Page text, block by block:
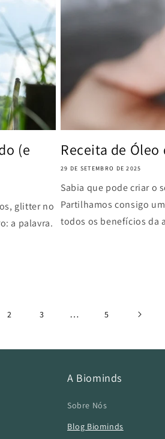
(e
glitter no
a palavra.
Receita de Óleo
29 DE SETEMBRO DE 2025
Sabia que pode criar o
Partilhamos consigo
todos os benefícios da
2 3 … 5
A Biominds
Sobre Nós
Blog Biominds